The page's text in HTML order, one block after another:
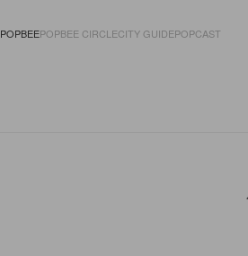
POPBEEPOPBEE CIRCLECITY GUIDEPOPCAST